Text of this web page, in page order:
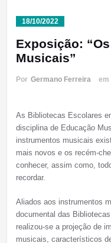
18/10/2022
Exposição:
Musicais”
Por Germano Ferreira em
As Bibliotecas Escolares
disciplina de Educação
instrumentos musicais
mais novos e os recém-
conhecer, assim como,
recordar.
Aliados aos instrumentos
documental das
realizou-se a projeção de
musicais, característicos